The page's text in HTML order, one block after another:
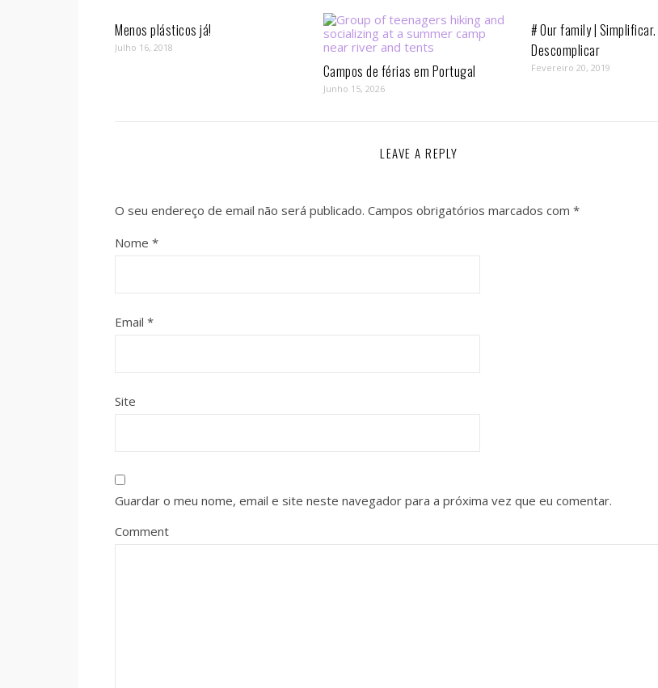
Menos plásticos já!
Julho 16, 2018
Campos de férias em Portugal
Junho 15, 2026
# Our family | Simplificar.
Descomplicar
Fevereiro 20, 2019
LEAVE A REPLY
O seu endereço de email não será publicado. Campos obrigatórios marcados com *
Nome *
Email *
Site
Guardar o meu nome, email e site neste navegador para a próxima vez que eu comentar.
Comment